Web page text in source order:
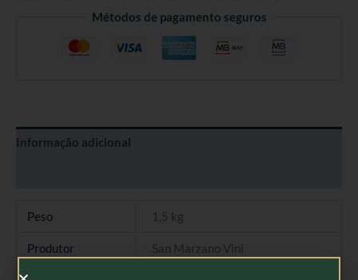
Métodos de pagamento seguros
Informação adicional
Peso 1,5 kg
Produtor San Marzano Vini